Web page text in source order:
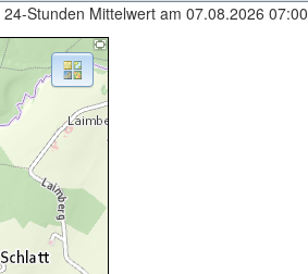
Stunden Mittelwert am 07.08.2026 07:00